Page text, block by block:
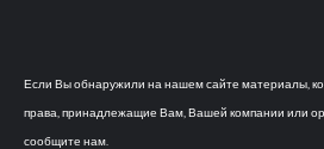
Если Вы обнаружили на нашем сайте материалы,
права, принадлежащие Вам, Вашей компании или
сообщите нам.